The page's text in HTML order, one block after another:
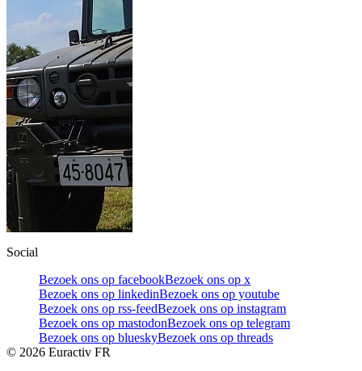
Social
Bezoek ons op facebookBezoek ons op x
Bezoek ons op linkedinBezoek ons op youtube
Bezoek ons op rss-feedBezoek ons op instagram
Bezoek ons op mastodonBezoek ons op telegram
Bezoek ons op blueskyBezoek ons op threads
© 2026 Euractiv FR